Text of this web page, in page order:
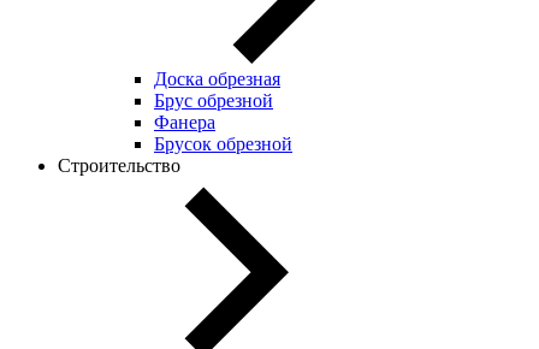
Доска обрезная
Брус обрезной
Фанера
Брусок обрезной
Строительство